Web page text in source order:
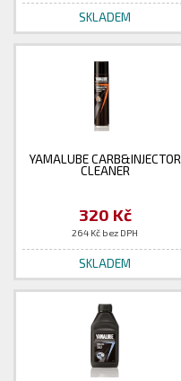
SKLADEM
YAMALUBE CARB&INJECTOR
CLEANER
320 Kč
264 Kč bez DPH
SKLADEM